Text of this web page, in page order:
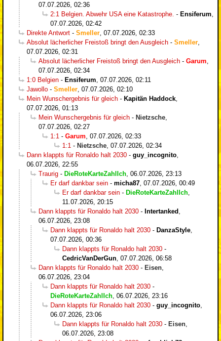
07.07.2026, 02:36
2:1 Belgien. Abwehr USA eine Katastrophe. - Ensiferum,
07.07.2026, 02:42
Direkte Antwort - Smeller, 07.07.2026, 02:33
Absolut lächerlicher Freistoß bringt den Ausgleich - Smeller,
07.07.2026, 02:31
Absolut lächerlicher Freistoß bringt den Ausgleich - Garum,
07.07.2026, 02:34
1:0 Belgien - Ensiferum, 07.07.2026, 02:11
Jawollo - Smeller, 07.07.2026, 02:10
Mein Wunschergebnis für gleich - Kapitän Haddock,
07.07.2026, 01:13
Mein Wunschergebnis für gleich - Nietzsche,
07.07.2026, 02:27
1:1 - Garum, 07.07.2026, 02:33
1:1 - Nietzsche, 07.07.2026, 02:34
Dann klappts für Ronaldo halt 2030 - guy_incognito,
06.07.2026, 22:55
Traurig - DieRoteKarteZahlIch, 06.07.2026, 23:13
Er darf dankbar sein - micha87, 07.07.2026, 00:49
Er darf dankbar sein - DieRoteKarteZahlIch,
11.07.2026, 20:15
Dann klappts für Ronaldo halt 2030 - Intertanked ,
06.07.2026, 23:08
Dann klappts für Ronaldo halt 2030 - DanzaStyle,
07.07.2026, 00:36
Dann klappts für Ronaldo halt 2030 -
CedricVanDerGun, 07.07.2026, 06:58
Dann klappts für Ronaldo halt 2030 - Eisen,
06.07.2026, 23:04
Dann klappts für Ronaldo halt 2030 -
DieRoteKarteZahlIch, 06.07.2026, 23:16
Dann klappts für Ronaldo halt 2030 - guy_incognito,
06.07.2026, 23:06
Dann klappts für Ronaldo halt 2030 - Eisen,
06.07.2026, 23:08